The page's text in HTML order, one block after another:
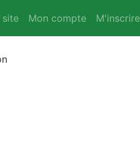
site Mon compte M'inscrire